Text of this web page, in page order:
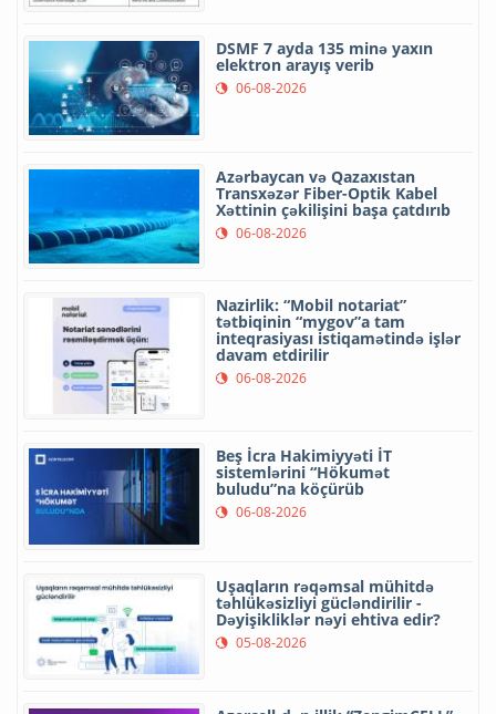
DSMF 7 ayda 135 minə yaxın
elektron arayış verib
06-08-2026
Azərbaycan və Qazaxıstan
Transxəzər Fiber-Optik Kabel
Xəttinin çəkilişini başa çatdırıb
06-08-2026
Nazirlik: “Mobil notariat”
tətbiqinin “mygov”a tam
inteqrasiyası istiqamətində işlər
davam etdirilir
06-08-2026
Beş İcra Hakimiyyəti İT
sistemlərini “Hökumət
buludu”na köçürüb
06-08-2026
Uşaqların rəqəmsal mühitdə
təhlükəsizliyi gücləndirilir -
Dəyişikliklər nəyi ehtiva edir?
05-08-2026